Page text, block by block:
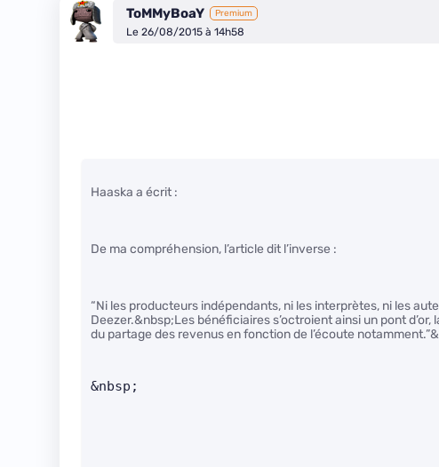
ToMMyBoaY Premium
Le 26/08/2015 à 14h58
Haaska a écrit :
De ma compréhension, l’article dit l’inverse :
“Ni les producteurs indépendants, ni les interprètes, ni les
Deezer.&nbsp;Les bénéficiaires s’octroient ainsi un pont
du partage des revenus en fonction de l’écoute
&nbsp;